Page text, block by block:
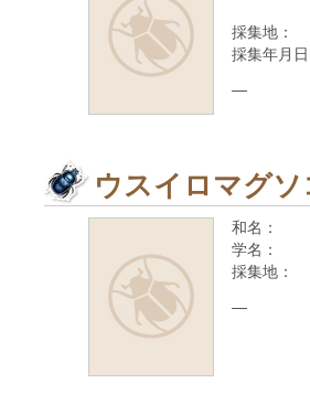
採集地：
採集年月日
—
ウスイロマグソ
和名：
学名：
採集地：
—